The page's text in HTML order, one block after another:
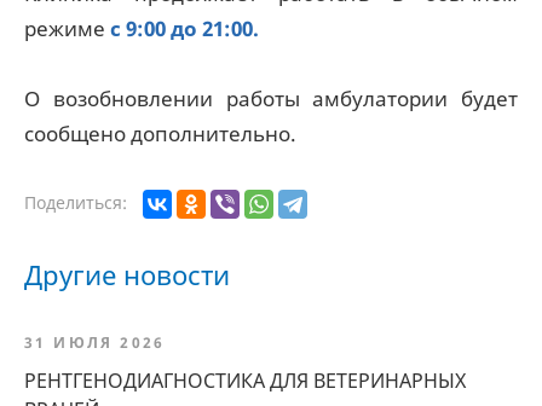
режиме с 9:00 до 21:00.
О возобновлении работы амбулатории будет
сообщено дополнительно.
Поделиться:
Другие новости
31 ИЮЛЯ 2026
РЕНТГЕНОДИАГНОСТИКА ДЛЯ ВЕТЕРИНАРНЫХ